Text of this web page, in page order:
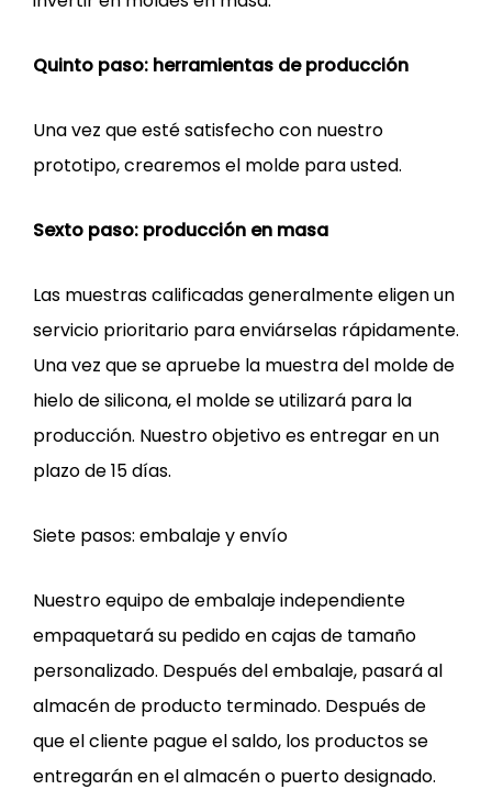
Quinto paso: herramientas de producción
Una vez que esté satisfecho con nuestro
prototipo, crearemos el molde para usted.
Sexto paso: producción en masa
Las muestras calificadas generalmente eligen un
servicio prioritario para enviárselas rápidamente.
Una vez que se apruebe la muestra del molde de
hielo de silicona, el molde se utilizará para la
producción. Nuestro objetivo es entregar en un
plazo de 15 días.
Siete pasos: embalaje y envío
Nuestro equipo de embalaje independiente
empaquetará su pedido en cajas de tamaño
personalizado. Después del embalaje, pasará al
almacén de producto terminado. Después de
que el cliente pague el saldo, los productos se
entregarán en el almacén o puerto designado.